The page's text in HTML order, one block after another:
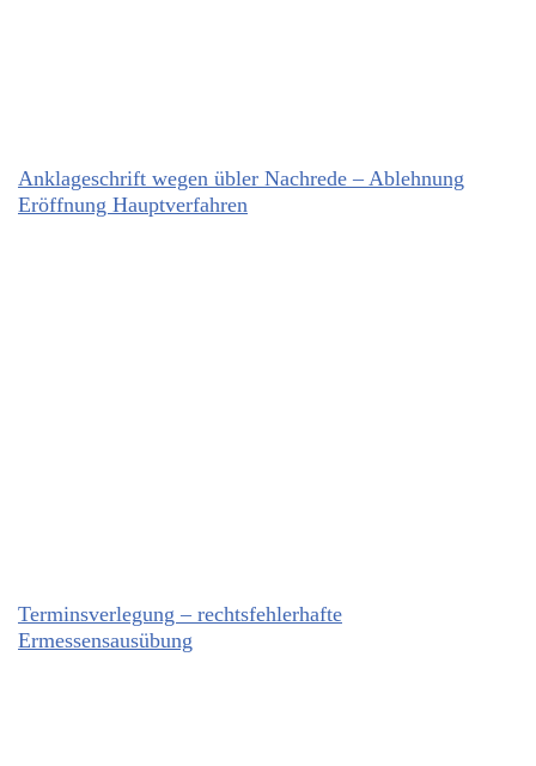
Anklageschrift wegen übler Nachrede – Ablehnung
Eröffnung Hauptverfahren
Terminsverlegung – rechtsfehlerhafte
Ermessensausübung